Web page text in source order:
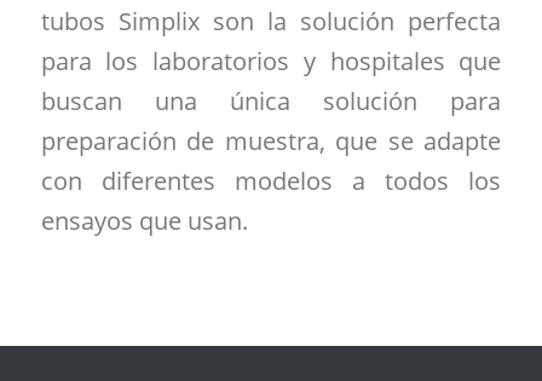
tubos Simplix son la solución perfecta
para los laboratorios y hospitales que
buscan una única solución para
preparación de muestra, que se adapte
con diferentes modelos a todos los
ensayos que usan.